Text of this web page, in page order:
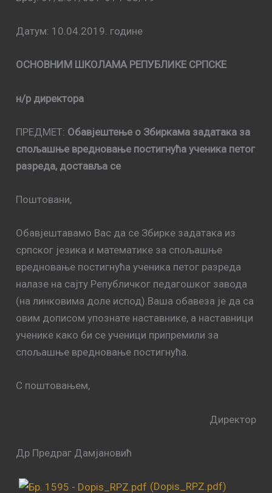
Датум: 10.04.2019. године
ОСНОВНИМ ШКОЛАМА РЕПУБЛИКЕ СРПСКЕ
н/р директора
ПРЕДМЕТ: Обавјештење о Збиркама задатака за
спољашње вредновање постигнућа ученика петог
разреда, доставља се
Поштовани,
Обавјештавамо Вас да се Збирке задатака из
српског језика и математике за спољашње
вредновање постигнућа ученика петог разреда
налазе на сајту Републичког педагошког завода
(на линковима доле испод).Ваша обавеза је да са
овим дописом упознате наставнике, а наставници
ученике како би се ученици припремили за
спољашње вредновање постигнућа.
С поштовањем,
Директор
Др Предраг Дамјановић
(Dopis_RPZ.pdf)